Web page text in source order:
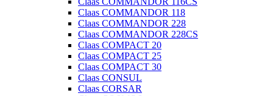
Claas COMMANDOR 118
Claas COMMANDOR 228
Claas COMMANDOR 228CS
Claas COMPACT 20
Claas COMPACT 25
Claas COMPACT 30
Claas CONSUL
Claas CORSAR